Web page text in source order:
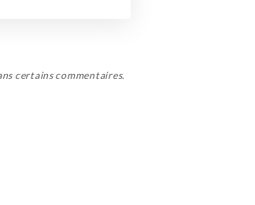
certains commentaires.